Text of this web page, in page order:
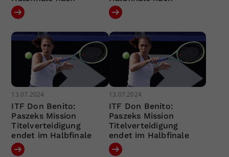
13.07.2024
ITF Don Benito:
Paszeks Mission
Titelverteidigung
endet im Halbfinale
13.07.2024
ITF Don Benito:
Paszeks Mission
Titelverteidigung
endet im Halbfinale